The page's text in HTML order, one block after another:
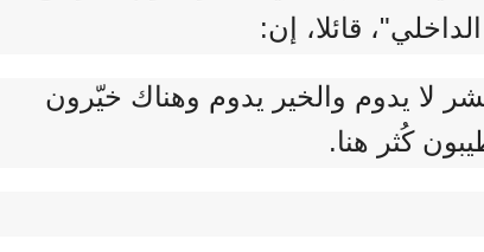
قائلا، إن:
لا يدوم والخير يدوم وهناك خيّرون
كُثر هنا.